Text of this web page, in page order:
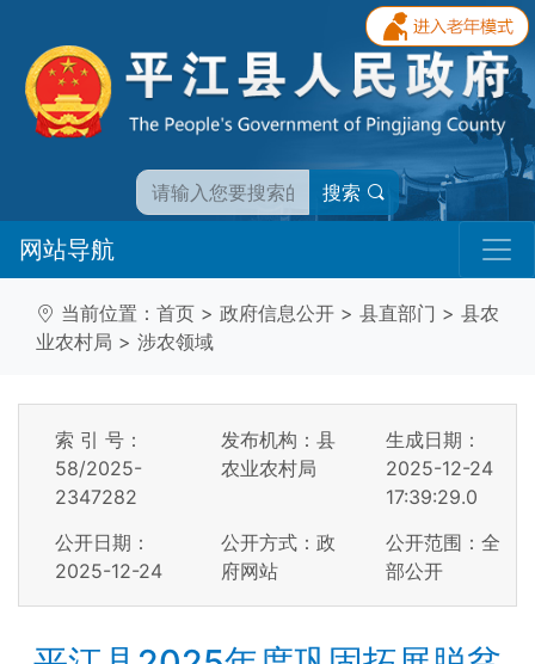
搜索
网站导航
当前位置： 首页 > 政府信息公开 > 县直部门 > 县农
业农村局 > 涉农领域
索 引 号：
58/2025-
2347282
发布机构：县
农业农村局
生成日期：
2025-12-24
17:39:29.0
公开日期：
2025-12-24
公开方式：政
府网站
公开范围：全
部公开